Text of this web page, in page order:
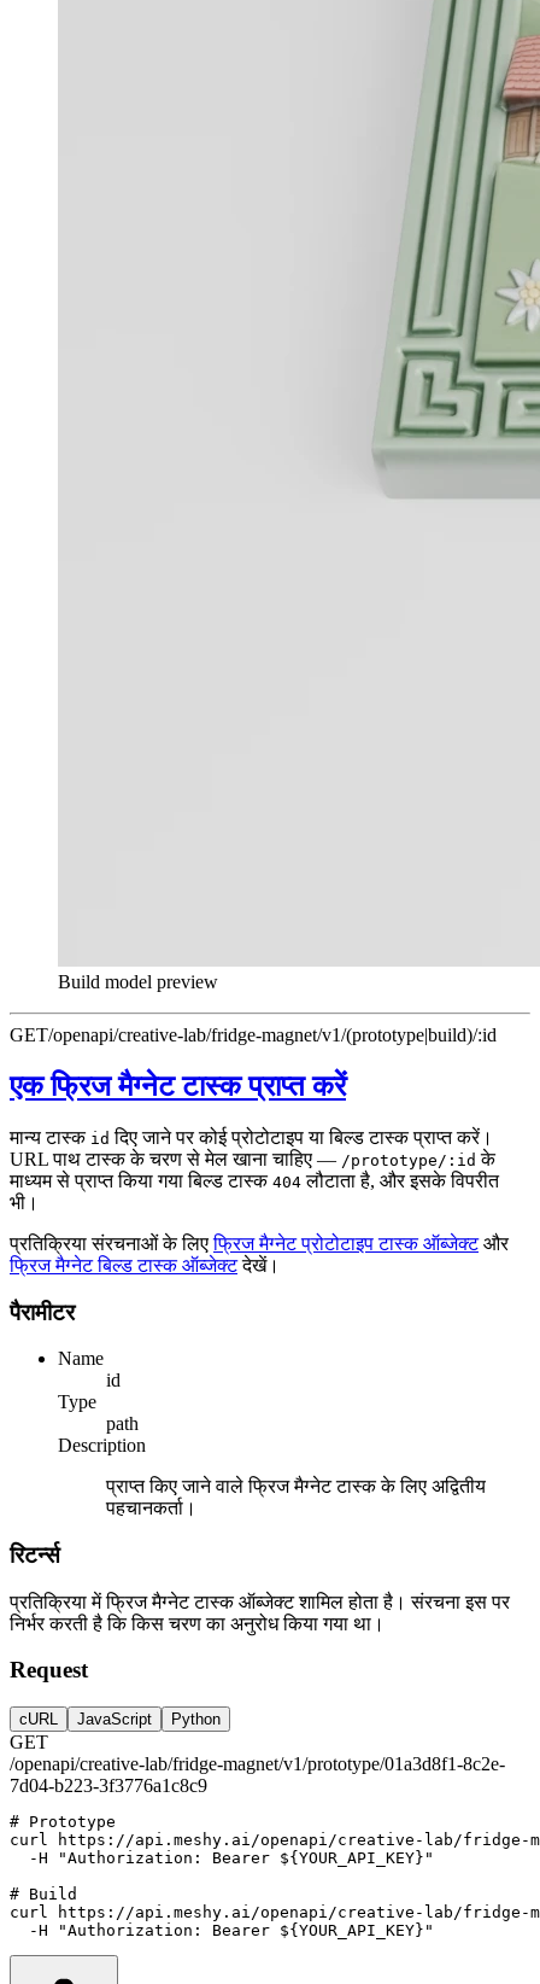
Build model preview
GET/openapi/creative-lab/fridge-magnet/v1/(prototype|build)/:id
एक फ्रिज मैग्नेट टास्क प्राप्त करें
मान्य टास्क id दिए जाने पर कोई प्रोटोटाइप या बिल्ड टास्क प्राप्त करें।
URL पाथ टास्क के चरण से मेल खाना चाहिए — /prototype/:id के
माध्यम से प्राप्त किया गया बिल्ड टास्क 404 लौटाता है, और इसके विपरीत
भी।
प्रतिक्रिया संरचनाओं के लिएफ्रिज मैग्नेट प्रोटोटाइप टास्क ऑब्जेक्टऔर
फ्रिज मैग्नेट बिल्ड टास्क ऑब्जेक्टदेखें।
पैरामीटर
Name
id
Type
path
Description
प्राप्त किए जाने वाले फ्रिज मैग्नेट टास्क के लिए अद्वितीय
पहचानकर्ता।
रिटर्न्स
प्रतिक्रिया में फ्रिज मैग्नेट टास्क ऑब्जेक्ट शामिल होता है। संरचना इस पर
निर्भर करती है कि किस चरण का अनुरोध किया गया था।
Request
cURL JavaScript Python
GET
/openapi/creative-lab/fridge-magnet/v1/prototype/01a3d8f1-8c2e-
7d04-b223-3f3776a1c8c9
# Prototype
curl
https://api.meshy.ai/openapi/creative-lab/fridge-
-H
"Authorization: Bearer ${YOUR_API_KEY}"
# Build
curl
https://api.meshy.ai/openapi/creative-lab/fridge-
-H
"Authorization: Bearer ${YOUR_API_KEY}"